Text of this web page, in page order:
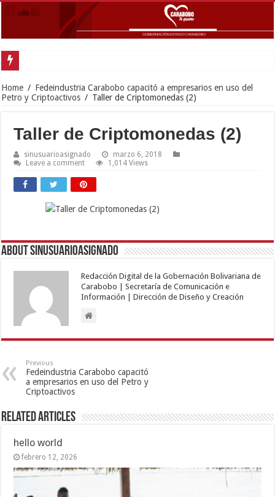
Home / Fedeindustria Carabobo capacitó a empresarios en uso del
Petro y Criptoactivos / Taller de Criptomonedas (2)
Taller de Criptomonedas (2)
sinusuarioasignado
marzo 6, 2018
Leave a comment
1,014 Views
About sinusuarioasignado
Redacción Digital de la Gobernación Bolivariana de
Carabobo | Secretaría de Comunicación e
Información | Dirección de Diseño y Creación
Previous
Fedeindustria Carabobo capacitó
a empresarios en uso del Petro y
Criptoactivos
Related Articles
hello world
febrero 12, 2026